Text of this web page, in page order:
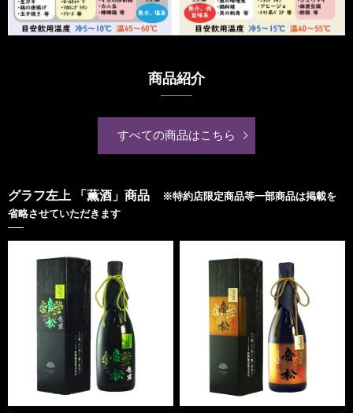
商品紹介
すべての商品はこちら
グラフ左上 「薫酒」商品
※特約店限定商品等一部商品は掲載を
省略させていただきます